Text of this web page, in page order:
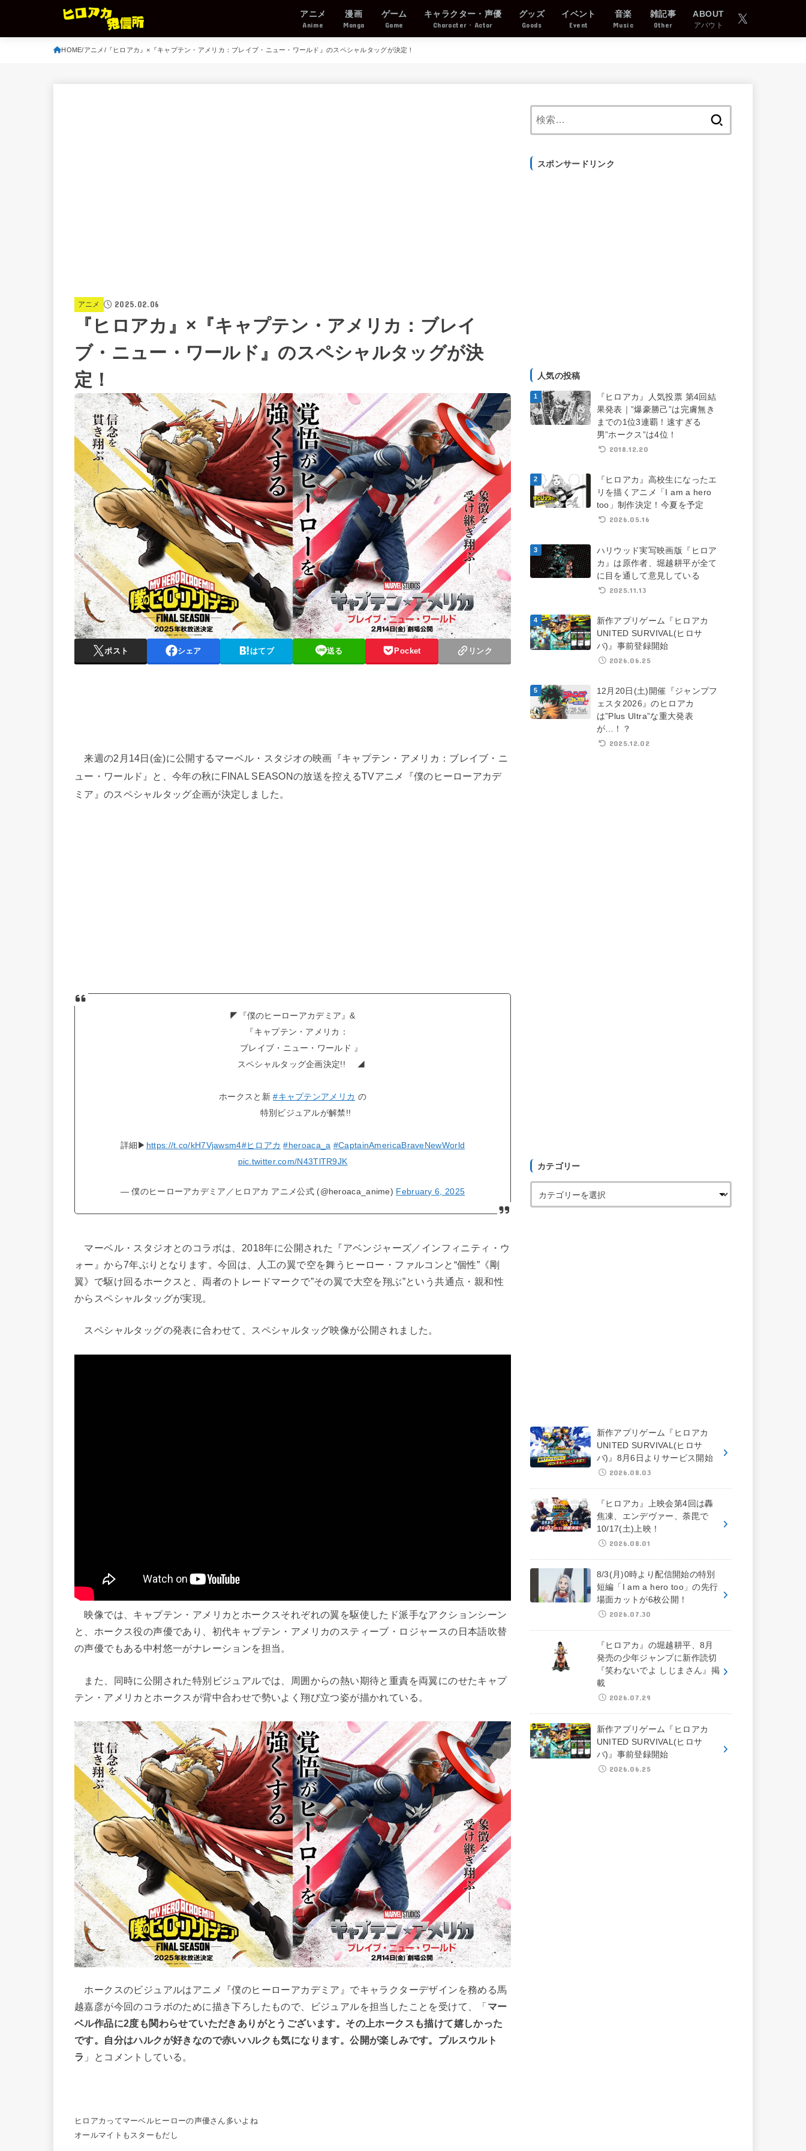
アニメ
Anime
漫画
Manga
ゲーム
Game
キャラクター・声優
Character・Actor
グッズ
Goods
イベント
Event
音楽
Music
雑記事
Other
ABOUT
アバウト
HOME アニメ 『ヒロアカ』×『キャプテン・アメリカ：ブレイブ・ニュー・ワールド』のスペシャルタッグが決定！
アニメ 2025.02.06
『ヒロアカ』×『キャプテン・アメリカ：ブレイ
ブ・ニュー・ワールド』のスペシャルタッグが決
定！
ポスト シェア はてブ 送る Pocket リンク
来週の2月14日(金)に公開するマーベル・スタジオの映画『キャプテン・アメリカ：ブレイブ・ニ
ュー・ワールド』と、今年の秋にFINAL SEASONの放送を控えるTVアニメ『僕のヒーローアカデ
ミア』のスペシャルタッグ企画が決定しました。
◤『僕のヒーローアカデミア』&
『キャプテン・アメリカ：
ブレイブ・ニュー・ワールド 』
スペシャルタッグ企画決定!! ◢
ホークスと新#キャプテンアメリカ の
特別ビジュアルが解禁!!
詳細▶ https://t.co/kH7Vjawsm4#ヒロアカ #heroaca_a #CaptainAmericaBraveNewWorld
pic.twitter.com/N43TlTR9JK
— 僕のヒーローアカデミア／ヒロアカ アニメ公式 (@heroaca_anime) February 6, 2025
マーベル・スタジオとのコラボは、2018年に公開された『アベンジャーズ／インフィニティ・ウ
ォー』から7年ぶりとなります。今回は、人工の翼で空を舞うヒーロー・ファルコンと“個性”《剛
翼》で駆け回るホークスと、両者のトレードマークで”その翼で大空を翔ぶ”という共通点・親和性
からスペシャルタッグが実現。
スペシャルタッグの発表に合わせて、スペシャルタッグ映像が公開されました。
映像では、キャプテン・アメリカとホークスそれぞれの翼を駆使したド派手なアクションシーン
と、ホークス役の声優であり、初代キャプテン・アメリカのスティーブ・ロジャースの日本語吹替
の声優でもある中村悠一がナレーションを担当。
また、同時に公開された特別ビジュアルでは、周囲からの熱い期待と重責を両翼にのせたキャプ
テン・アメリカとホークスが背中合わせで勢いよく翔び立つ姿が描かれている。
ホークスのビジュアルはアニメ『僕のヒーローアカデミア』でキャラクターデザインを務める馬
越嘉彦が今回のコラボのために描き下ろしたもので、ビジュアルを担当したことを受けて、「 マー
ベル作品に2度も関わらせていただきありがとうございます。その上ホークスも描けて嬉しかった
です。自分はハルクが好きなので赤いハルクも気になります。公開が楽しみです。プルスウルト
ラ 」とコメントしている。
ヒロアカってマーベルヒーローの声優さん多いよね
オールマイトもスターもだし
スポンサードリンク
人気の投稿
『ヒロアカ』人気投票 第4回結
果発表｜”爆豪勝己”は完膚無き
までの1位3連覇！速すぎる
男”ホークス”は4位！
2018.12.20
『ヒロアカ』高校生になったエ
リを描くアニメ「I am a hero
too」制作決定！今夏を予定
2026.05.16
ハリウッド実写映画版『ヒロア
カ』は原作者、堀越耕平が全て
に目を通して意見している
2025.11.13
新作アプリゲーム『ヒロアカ
UNITED SURVIVAL(ヒロサ
バ)』事前登録開始
2026.06.25
12月20日(土)開催『ジャンプフ
ェスタ2026』のヒロアカ
は”Plus Ultra”な重大発表
が…！？
2025.12.02
カテゴリー
新作アプリゲーム『ヒロアカ
UNITED SURVIVAL(ヒロサ
バ)』8月6日よりサービス開始
2026.08.03
『ヒロアカ』上映会第4回は轟
焦凍、エンデヴァー、荼毘で
10/17(土)上映！
2026.08.01
8/3(月)0時より配信開始の特別
短編「I am a hero too」の先行
場面カットが6枚公開！
2026.07.30
『ヒロアカ』の堀越耕平、8月
発売の少年ジャンプに新作読切
『笑わないでよ しじまさん』掲
載
2026.07.29
新作アプリゲーム『ヒロアカ
UNITED SURVIVAL(ヒロサ
バ)』事前登録開始
2026.06.25